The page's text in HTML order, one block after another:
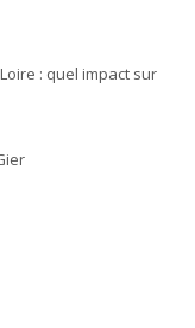
: quel impact sur